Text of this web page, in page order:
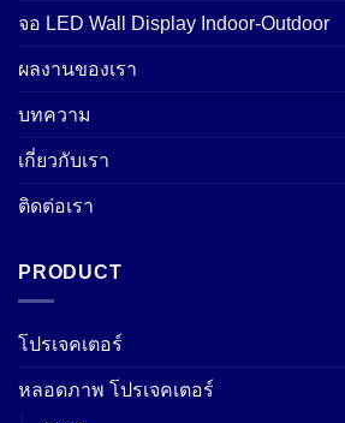
จอ LED Wall Display Indoor-Outdoor
ผลงานของเรา
บทความ
เกี่ยวกับเรา
ติดต่อเรา
PRODUCT
โปรเจคเตอร์
หลอดภาพ โปรเจคเตอร์